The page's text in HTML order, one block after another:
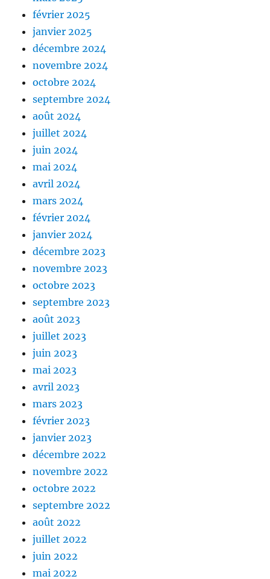
février 2025
janvier 2025
décembre 2024
novembre 2024
octobre 2024
septembre 2024
août 2024
juillet 2024
juin 2024
mai 2024
avril 2024
mars 2024
février 2024
janvier 2024
décembre 2023
novembre 2023
octobre 2023
septembre 2023
août 2023
juillet 2023
juin 2023
mai 2023
avril 2023
mars 2023
février 2023
janvier 2023
décembre 2022
novembre 2022
octobre 2022
septembre 2022
août 2022
juillet 2022
juin 2022
mai 2022